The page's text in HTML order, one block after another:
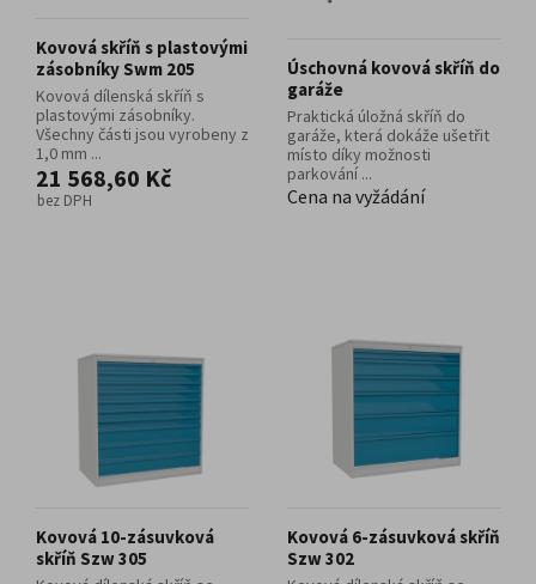
Kovová skříň s plastovými
zásobníky Swm 205
Kovová dílenská skříň s
plastovými zásobníky.
Všechny části jsou vyrobeny z
1,0 mm ...
21 568,60 Kč
bez DPH
Úschovná kovová skříň do
garáže
Praktická úložná skříň do
garáže, která dokáže ušetřit
místo díky možnosti
parkování ...
Cena na vyžádání
Kovová 10-zásuvková
skříň Szw 305
Kovová 6-zásuvková skříň
Szw 302